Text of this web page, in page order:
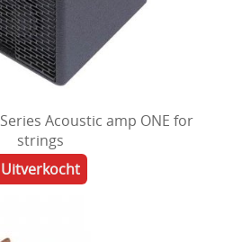
Acoustic amp ONE for
strings
Uitverkocht